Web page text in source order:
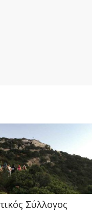
Σύλλογος